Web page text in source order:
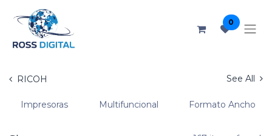
0
RICOH See All
Impresoras Multifuncional Formato Ancho